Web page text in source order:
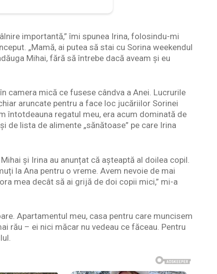
importantă,” îmi spunea Irina, folosindu-mi
„Mamă, ai putea să stai cu Sorina weekendul
Mihai, fără să întrebe dacă aveam și eu
camera mică ce fusese cândva a Anei. Lucrurile
aruncate pentru a face loc jucăriilor Sorinei
întotdeauna regatul meu, era acum dominată de
de lista de alimente „sănătoase” pe care Irina
și Irina au anunțat că așteaptă al doilea copil.
la Ana pentru o vreme. Avem nevoie de mai
mea decât să ai grijă de doi copii mici,” mi-a
Apartamentul meu, casa pentru care muncisem
rău – ei nici măcar nu vedeau ce făceau. Pentru